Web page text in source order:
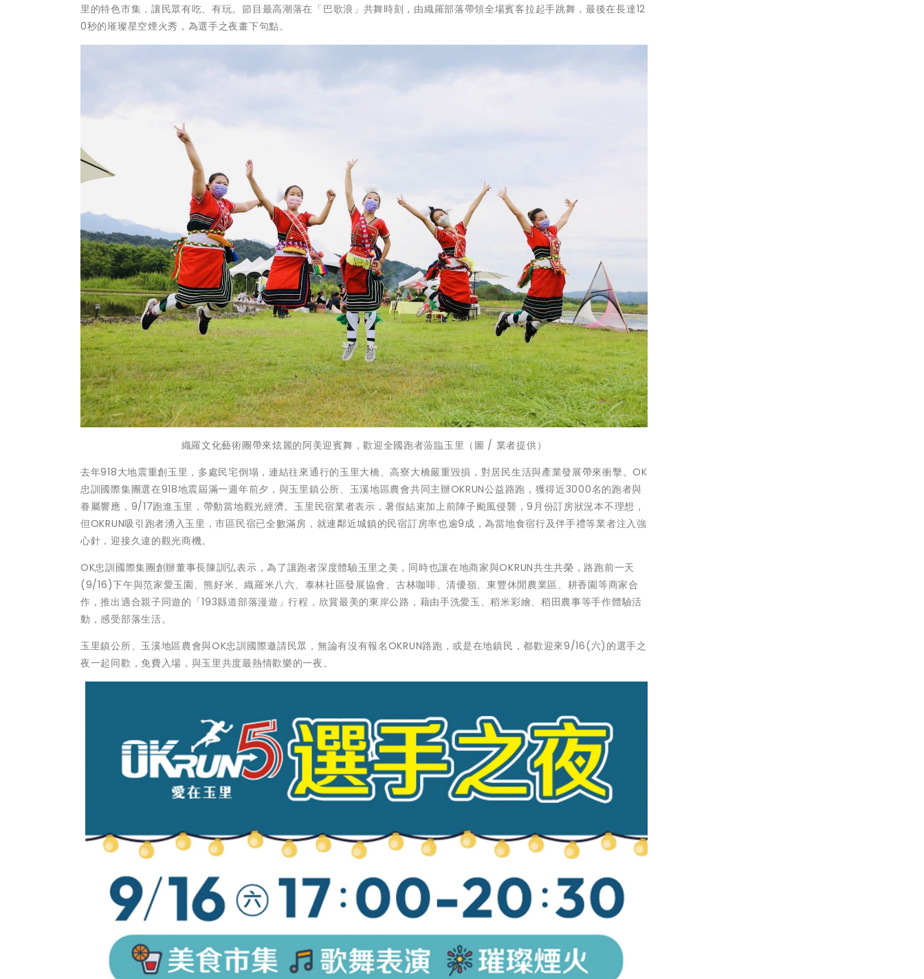
里的特色市集，讓民眾有吃、有玩。節目最高潮落在「巴歌浪」共舞時刻，由織羅部落帶領全場賓客拉起手跳舞，最後在長達12
0秒的璀璨星空煙火秀，為選手之夜畫下句點。
織羅文化藝術團帶來炫麗的阿美迎賓舞，歡迎全國跑者蒞臨玉里（圖 / 業者提供）
去年918大地震重創玉里，多處民宅倒塌，連結往來通行的玉里大橋、高寮大橋嚴重毀損，對居民生活與產業發展帶來衝擊。OK
忠訓國際集團選在918地震屆滿一週年前夕，與玉里鎮公所、玉溪地區農會共同主辦OKRUN公益路跑，獲得近3000名的跑者與
眷屬響應，9/17跑進玉里，帶動當地觀光經濟。玉里民宿業者表示，暑假結束加上前陣子颱風侵襲，9月份訂房狀況本不理想，
但OKRUN吸引跑者湧入玉里，市區民宿已全數滿房，就連鄰近城鎮的民宿訂房率也逾9成，為當地食宿行及伴手禮等業者注入強
心針，迎接久違的觀光商機。
OK忠訓國際集團創辦董事長陳訓弘表示，為了讓跑者深度體驗玉里之美，同時也讓在地商家與OKRUN共生共榮，路跑前一天
(9/16)下午與范家愛玉園、熊好米、織羅米八六、泰林社區發展協會、古林咖啡、清優嶺、東豐休閒農業區、耕香園等商家合
作，推出適合親子同遊的「193縣道部落漫遊」行程，欣賞最美的東岸公路，藉由手洗愛玉、稻米彩繪、稻田農事等手作體驗活
動，感受部落生活。
玉里鎮公所、玉溪地區農會與OK忠訓國際邀請民眾，無論有沒有報名OKRUN路跑，或是在地鎮民，都歡迎來9/16(六)的選手之
夜一起同歡，免費入場，與玉里共度最熱情歡樂的一夜。